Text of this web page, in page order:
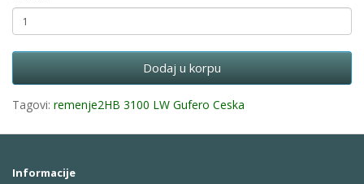
Dodaj u korpu
Tagovi: remenje2HB 3100 LW Gufero Ceska
Informacije